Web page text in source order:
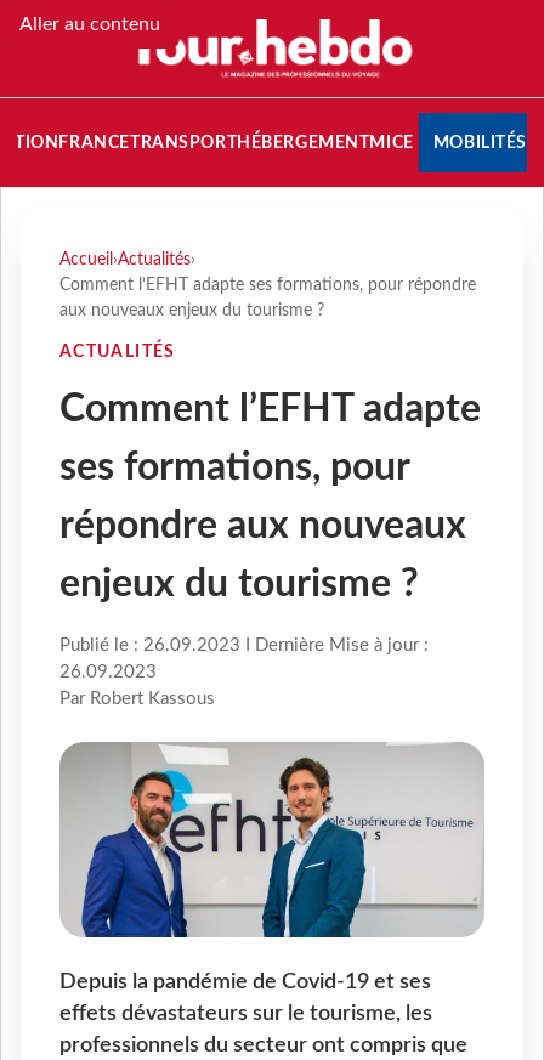
Aller au contenu
FRANCETRANSPORT HÉBERGEMENTMICE MOBILITÉS
Accueil ›Actualités›
Comment l’EFHT adapte ses formations, pour répondre
aux nouveaux enjeux du tourisme ?
ACTUALITÉS
Comment l’EFHT adapte
ses formations, pour
répondre aux nouveaux
enjeux du tourisme ?
Publié le : 26.09.2023 I Dernière Mise à jour :
26.09.2023
Par Robert Kassous
Depuis la pandémie de Covid-19 et ses
effets dévastateurs sur le tourisme, les
professionnels du secteur ont compris que